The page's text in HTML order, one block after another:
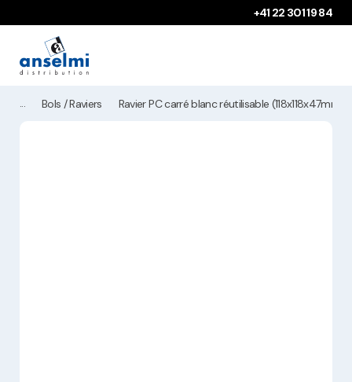
+41 22 301 19 84
Bols / Raviers Ravier PC carré blanc réutilisable (118x118x47mm)